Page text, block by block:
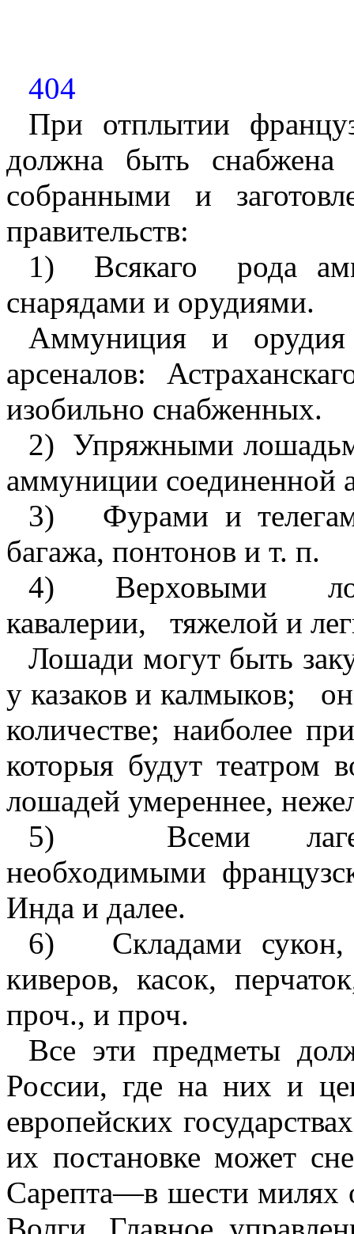
404
При отплытии
должна быть снабжена
собранными и
правительств:
1)
Всякаго
рода
снарядами и opудиями.
Аммуниция и
арсеналов:
изобильно снабженных.
2) Упряжными
аммуниции соединенной
3)
Фурами и
багажа, понтонов и т. п.
4)
Верховыми
кавалерии,
тяжелой и
Лошади могут быть
у казаков и калмыков;
количестве; наиболее
которыя будут театром
лошадей умереннее,
5)
Всеми
необходимыми
Инда и далее.
6)
Складами сукон,
киверов, касок,
проч., и проч.
Все эти предметы
России, где на них и
европейских
их постановке может
Сарепта—в шести милях